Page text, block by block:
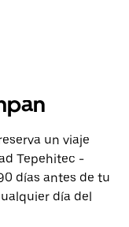
un viaje
Tepehitec -
días antes de tu
día del